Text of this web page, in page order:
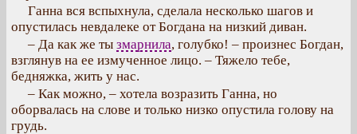
Ганна вся вспыхнула, сделала несколько шагов и
опустилась невдалеке от Богдана на низкий диван.
– Да как же ты змарнила, голубко! – произнес Богдан,
взглянув на ее измученное лицо. – Тяжело тебе,
бедняжка, жить у нас.
– Как можно, – хотела возразить Ганна, но
оборвалась на слове и только низко опустила голову на
грудь.